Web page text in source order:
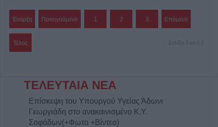
Έναρξη Προηγούμενο 1 2 3 Επόμενο
Τέλος Σελίδα 3 από 3
ΤΕΛΕΥΤΑΙΑ ΝΕΑ
Επίσκεψη του Υπουργού Υγείας Άδωνι
Γεωργιάδη στο ανακαινισμένο Κ.Y.
Σοφάδων(+Φωτο +Βίντεο)